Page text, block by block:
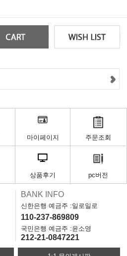
마이페이지 주문조회
상품후기 pc버전
BANK INFO
신한은행 예금주 :일로일로
110-237-869809
국민은행 예금주 :윤소영
212-21-0847221